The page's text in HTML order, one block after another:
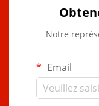
Notre
Email